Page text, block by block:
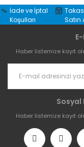
İade ve İptal
Koşulları
Satın
Haber listemize kayıt
Sosyal
Haber listemize kayıt